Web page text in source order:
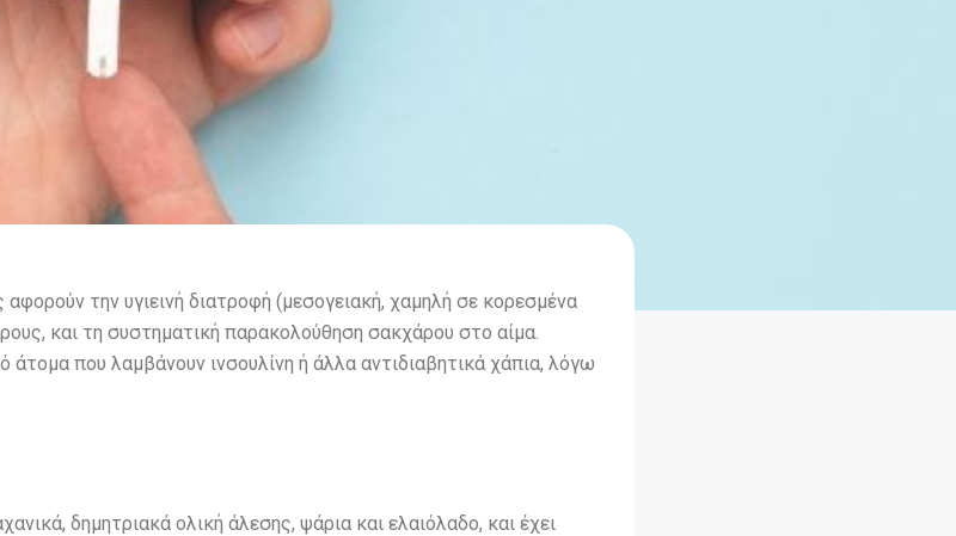
την υγιεινή διατροφή (μεσογειακή, χαμηλή σε κορεσμένα
και τη συστηματική παρακολούθηση σακχάρου στο αίμα.
άτομα που λαμβάνουν ινσουλίνη ή άλλα αντιδιαβητικά χάπια, λόγω
δημητριακά ολική άλεσης, ψάρια και ελαιόλαδο, και έχει